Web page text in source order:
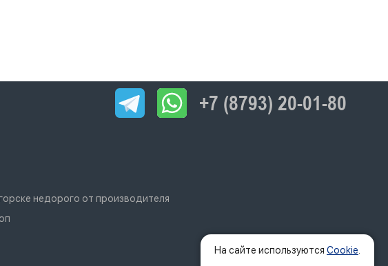
+7 (8793) 20-01-80
недорого от производителя
На сайте используются Cookie